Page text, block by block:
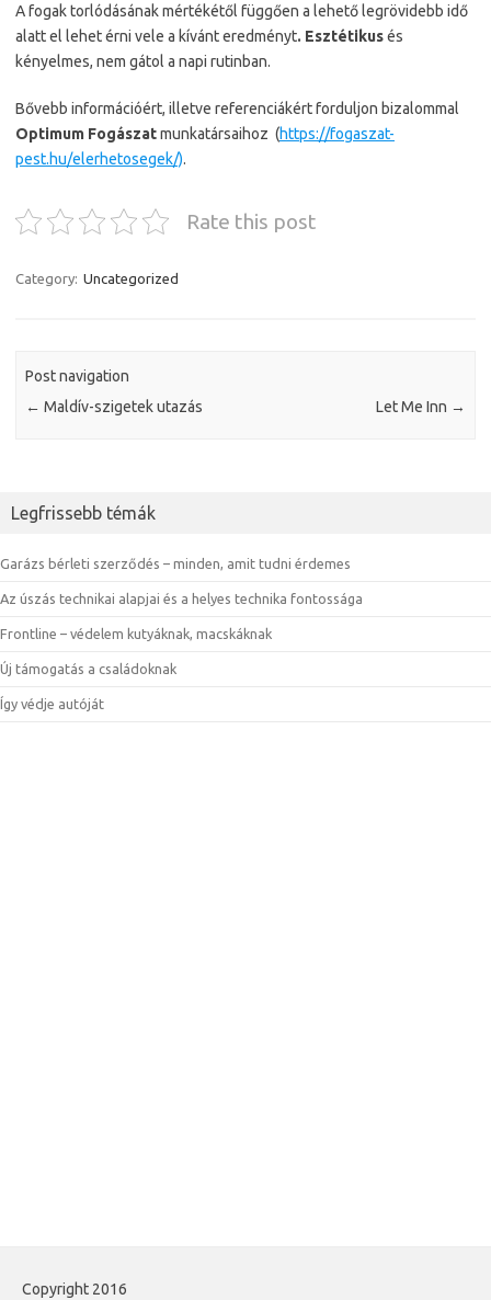
A fogak torlódásának mértékétől függően a lehető legrövidebb idő
alatt el lehet érni vele a kívánt eredményt. Esztétikusés
kényelmes, nem gátol a napi rutinban.
Bővebb információért, illetve referenciákért forduljon bizalommal
Optimum Fogászatmunkatársaihoz (https://fogaszat-
pest.hu/elerhetosegek/).
Rate this post
Category: Uncategorized
Post navigation
← Maldív-szigetek utazás Let Me Inn →
Legfrissebb témák
Garázs bérleti szerződés – minden, amit tudni érdemes
Az úszás technikai alapjai és a helyes technika fontossága
Frontline – védelem kutyáknak, macskáknak
Új támogatás a családoknak
Így védje autóját
Copyright 2016